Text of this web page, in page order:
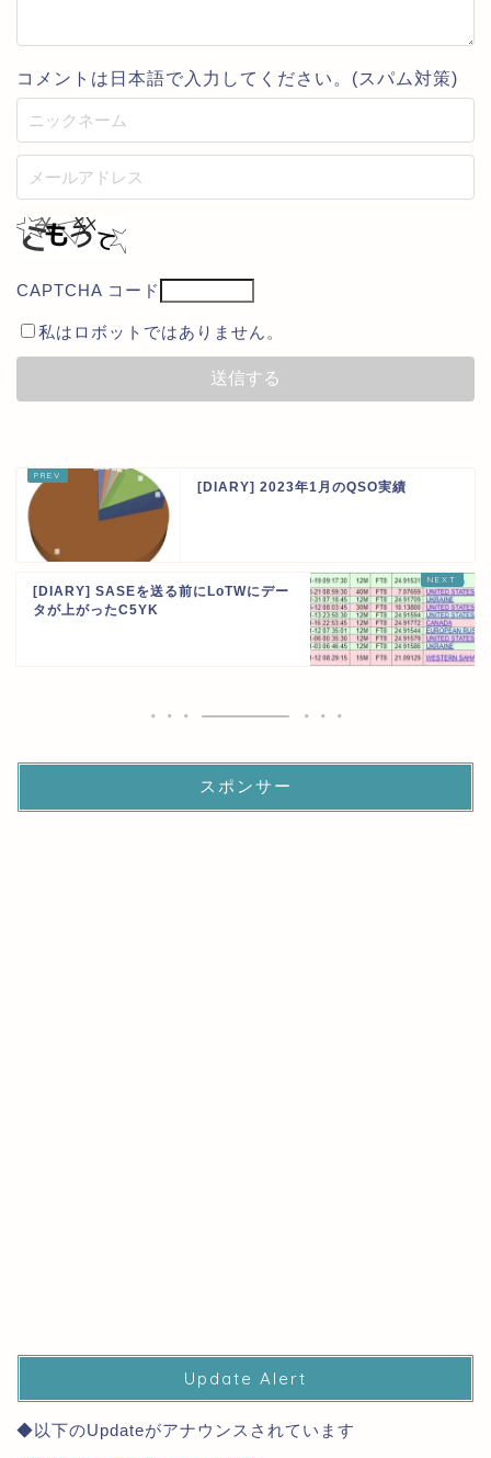
コメントは日本語で入力してください。(スパム対策)
CAPTCHA コード
私はロボットではありません。
[DIARY] 2023年1月のQSO実績
[DIARY] SASEを送る前にLoTWにデー
タが上がったC5YK
スポンサー
Update Alert
◆以下のUpdateがアナウンスされています